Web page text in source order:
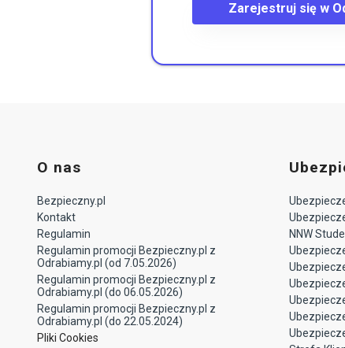
Zarejestruj się w
O nas
Bezpieczny.pl
Kontakt
Regulamin
Regulamin promocji Bezpieczny.pl z
Odrabiamy.pl (od 7.05.2026)
Regulamin promocji Bezpieczny.pl z
Odrabiamy.pl (do 06.05.2026)
Regulamin promocji Bezpieczny.pl z
Odrabiamy.pl (do 22.05.2024)
Pliki Cookies
NNW